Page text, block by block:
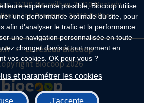
expérience possible, Biocoop utilise
une performance optimale du site, pour
afin d'analyser le trafic et la performance
une navigation personnalisée en toute
changer d'avis à tout moment en
vos cookies. OK pour vous ?
et paramétrer les cookies
J'accepte
34370 Maureilhan, 34310 Montady,
lez-Enserune, 34310 Poilhes
Le réseau Biocoop
Biocoop 2026